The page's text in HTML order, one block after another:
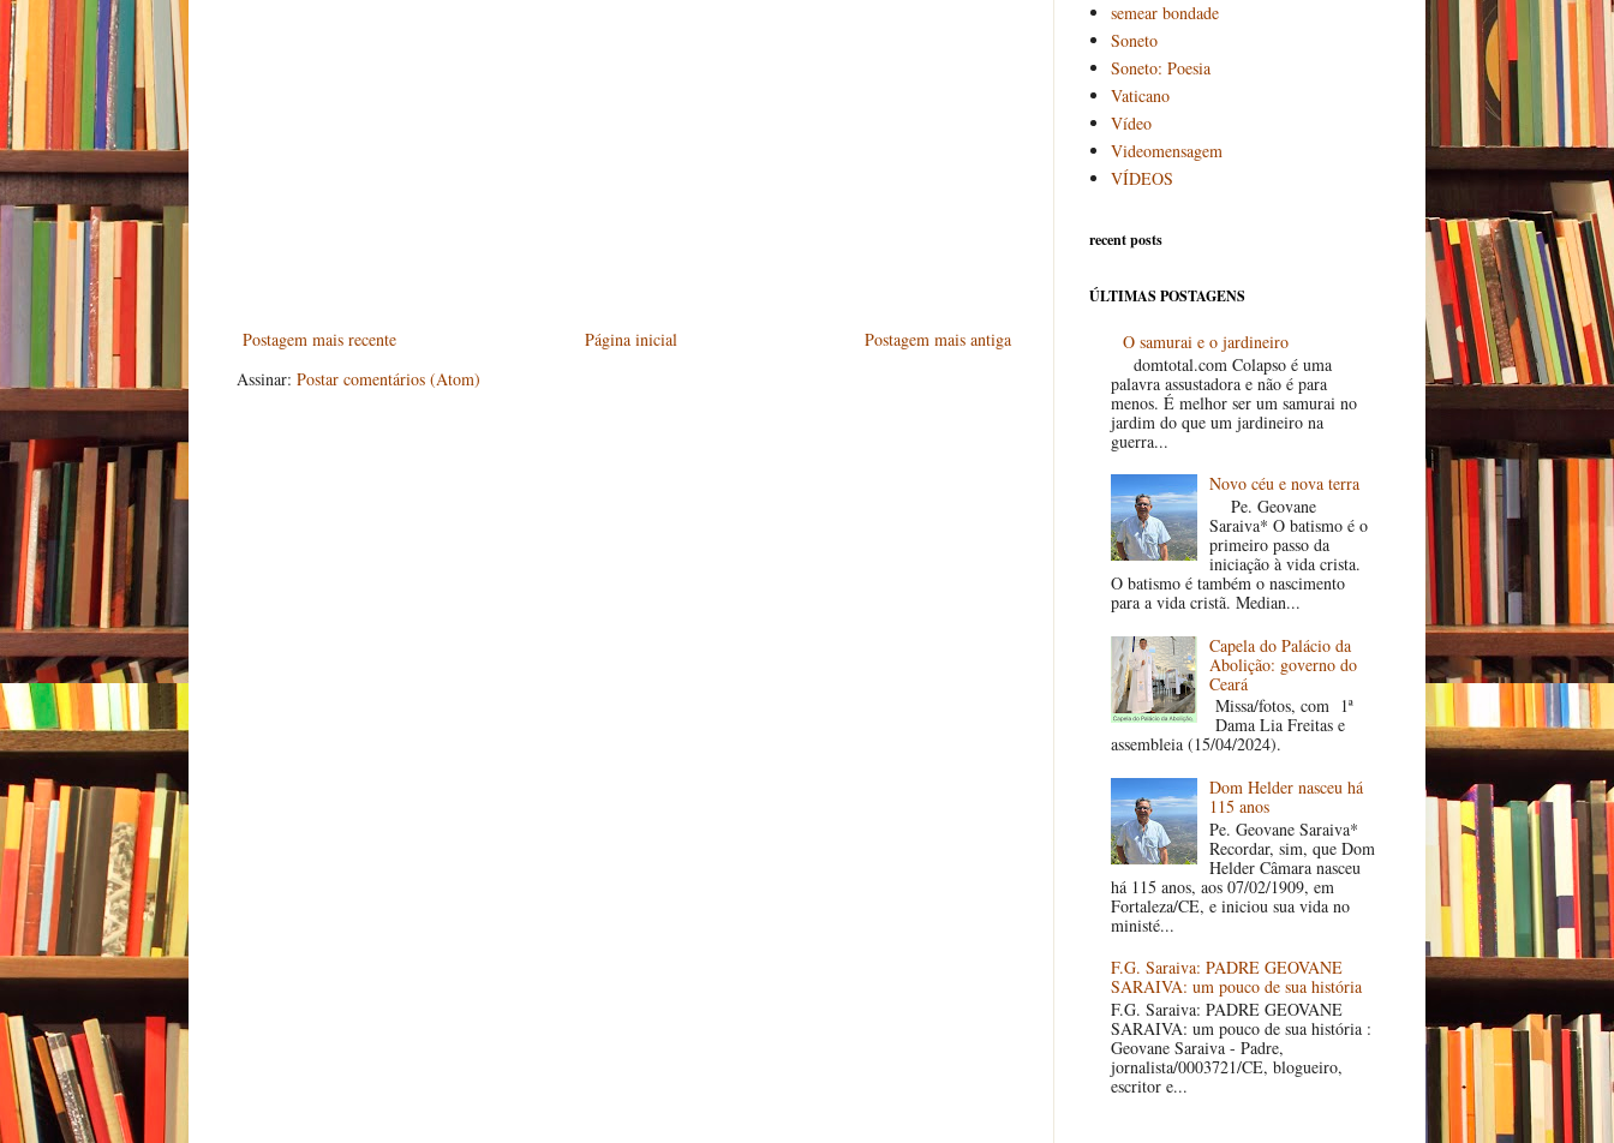
Postagem mais recente Postagem mais antiga
Página inicial
Assinar: Postar comentários (Atom)
semear bondade
Soneto
Soneto: Poesia
Vaticano
Vídeo
Videomensagem
VÍDEOS
recent posts
ÚLTIMAS POSTAGENS
O samurai e o jardineiro
domtotal.com Colapso é uma
palavra assustadora e não é para
menos. É melhor ser um samurai no
jardim do que um jardineiro na
guerra...
Novo céu e nova terra
Pe. Geovane
Saraiva* O batismo é o
primeiro passo da
iniciação à vida crista.
O batismo é também o nascimento
para a vida cristã. Median...
Capela do Palácio da
Abolição: governo do
Ceará
Missa/fotos, com 1ª
Dama Lia Freitas e
assembleia (15/04/2024).
Dom Helder nasceu há
115 anos
Pe. Geovane Saraiva*
Recordar, sim, que Dom
Helder Câmara nasceu
há 115 anos, aos 07/02/1909, em
Fortaleza/CE, e iniciou sua vida no
ministé...
F.G. Saraiva: PADRE GEOVANE
SARAIVA: um pouco de sua história
F.G. Saraiva: PADRE GEOVANE
SARAIVA: um pouco de sua história :
Geovane Saraiva - Padre,
jornalista/0003721/CE, blogueiro,
escritor e...